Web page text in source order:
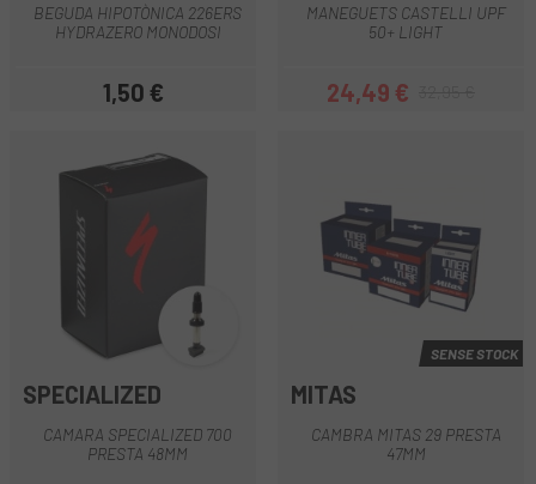
BEGUDA HIPOTÒNICA 226ERS
HYDRAZERO MONODOSI
Preu
1,50 €
MANEGUETS CASTELLI UPF
50+ LIGHT
Preu
24,49 €Preu regular
SPECIALIZED
CAMARA SPECIALIZED 700
PRESTA 48MM
SENSE STOCK
MITAS
CAMBRA MITAS 29 PRESTA
47MM